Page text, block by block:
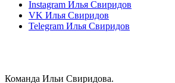
Instagram Илья Свиридов
VK Илья Свиридов
Telegram Илья Свиридов
Команда Ильи Свиридова.